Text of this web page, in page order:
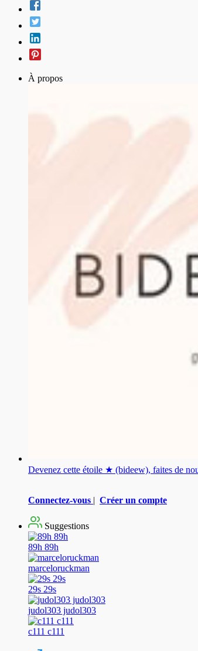
À propos
Devenez cette étoile ★ (bideew), faites de
Connectez-vous | Créer un compte
Suggestions
89h 89h
marceloruckman
29s 29s
judol303 judol303
c111 c111